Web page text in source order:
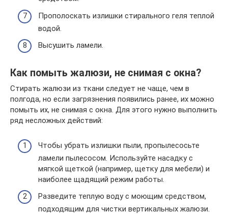
Прополоскать излишки стирального геля теплой
водой.
Высушить ламели.
Как помыть жалюзи, не снимая с окна?
Стирать жалюзи из ткани следует не чаще, чем в
полгода, но если загрязнения появились ранее, их можно
помыть их, не снимая с окна. Для этого нужно выполнить
ряд несложных действий:
Чтобы убрать излишки пыли, пропылесосьте
ламели пылесосом. Используйте насадку с
мягкой щеткой (например, щетку для мебели) и
наиболее щадящий режим работы.
Разведите теплую воду с моющим средством,
подходящим для чистки вертикальных жалюзи.